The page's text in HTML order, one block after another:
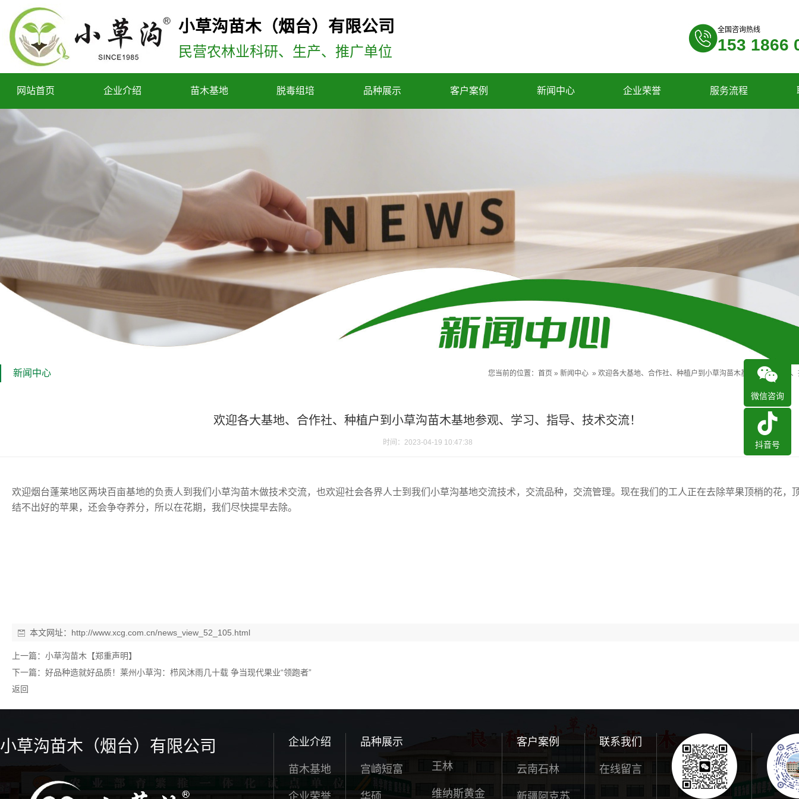
小草沟苗木（烟台）有限公司
民营农林业科研、生产、推广单位
全国咨询热线
153 1866
网站首页 企业介绍 苗木基地 脱毒组培 品种展示 客户案例 新闻中心 企业荣誉 服务流程
新闻中心 您当前的位置： 首页» 新闻中心» 欢迎各大基地、合作社、种植户到小草沟苗木基地参观、学习
欢迎各大基地、合作社、种植户到小草沟苗木基地参观、学习、指导、技术交流！
时间：2023-04-19 10:47:38
欢迎烟台蓬莱地区两块百亩基地的负责人到我们小草沟苗木做技术交流，也欢迎社会各界人士到我们小草沟基地交流技术，交流品种，交流管理。现在我们的工人正在去除苹果顶梢的花，
结不出好的苹果，还会争夺养分，所以在花期，我们尽快提早去除。
本文网址： http://www.xcg.com.cn/news_view_52_105.html
上一篇： 小草沟苗木【郑重声明】
下一篇： 好品种造就好品质！莱州小草沟：栉风沐雨几十载 争当现代果业“领跑者”
返回
小草沟苗木（烟台）有限公司 企业介绍
苗木基地
企业荣誉
品种展示
宫崎短富
华硕
王林
维纳斯黄金
客户案例
云南石林
新疆阿克苏
联系我们
在线留言
微信咨询
抖音号